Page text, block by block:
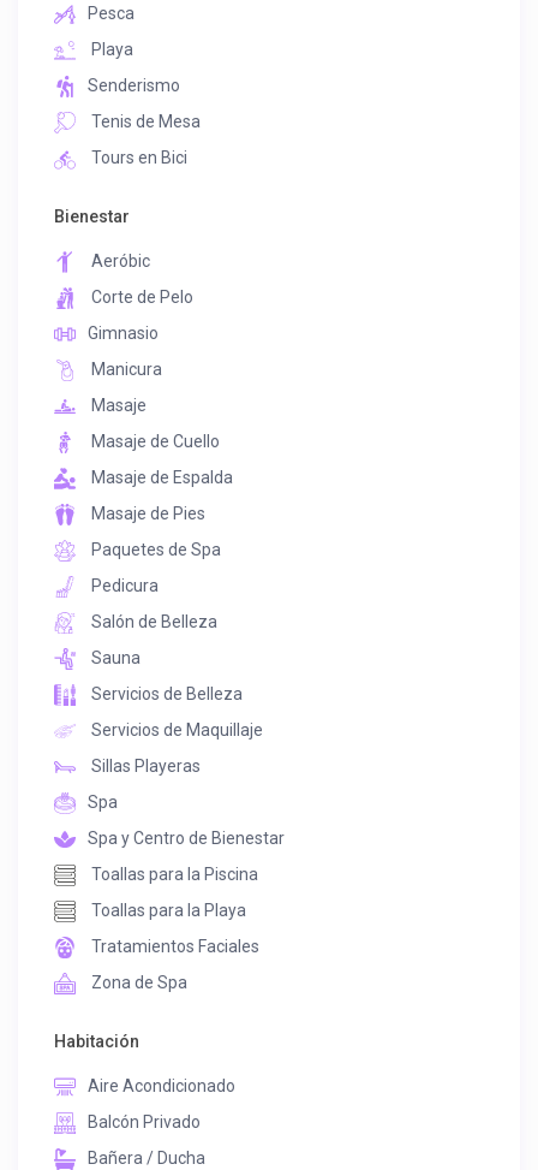
Pesca
Playa
Senderismo
Tenis de Mesa
Tours en Bici
Bienestar
Aeróbic
Corte de Pelo
Gimnasio
Manicura
Masaje
Masaje de Cuello
Masaje de Espalda
Masaje de Pies
Paquetes de Spa
Pedicura
Salón de Belleza
Sauna
Servicios de Belleza
Servicios de Maquillaje
Sillas Playeras
Spa
Spa y Centro de Bienestar
Toallas para la Piscina
Toallas para la Playa
Tratamientos Faciales
Zona de Spa
Habitación
Aire Acondicionado
Balcón Privado
Bañera / Ducha